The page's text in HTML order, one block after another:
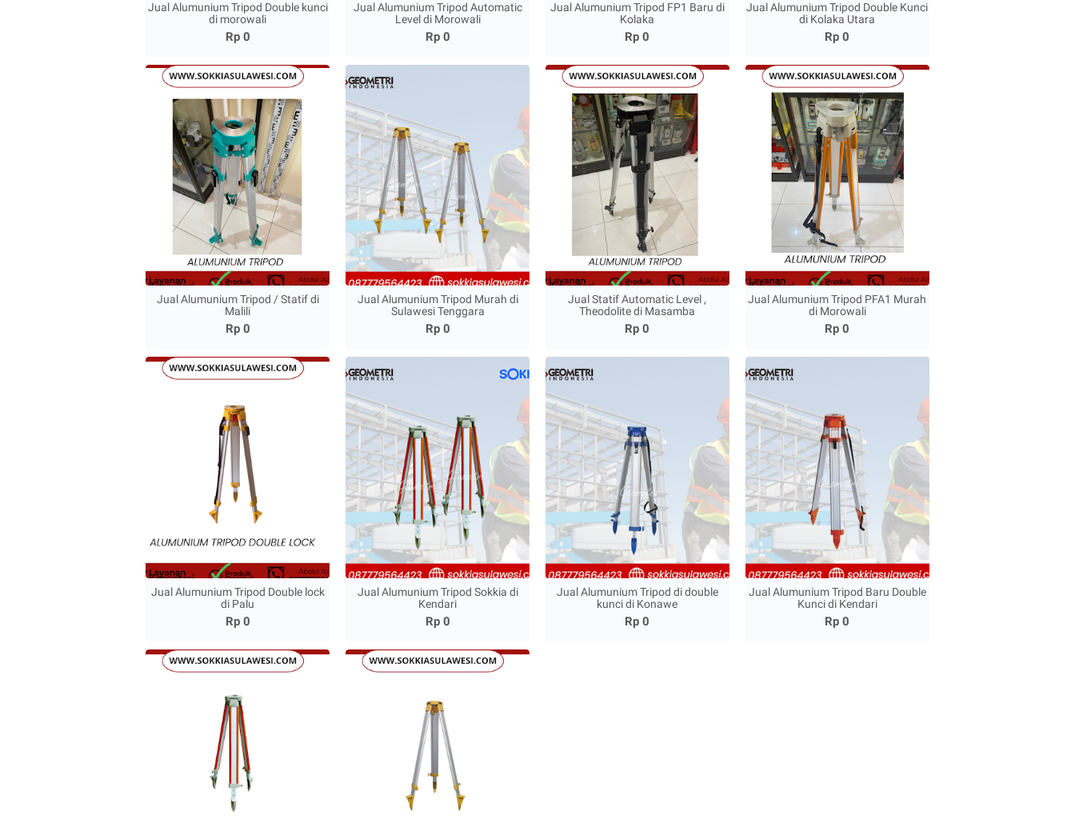
Jual Alumunium Tripod Double kunci
di morowali
Rp 0
Jual Alumunium Tripod Automatic
Level di Morowali
Rp 0
Jual Alumunium Tripod FP1 Baru di
Kolaka
Rp 0
Jual Alumunium Tripod Double Kunci
di Kolaka Utara
Rp 0
Jual Alumunium Tripod / Statif di
Malili
Rp 0
Jual Alumunium Tripod Murah di
Sulawesi Tenggara
Rp 0
Jual Statif Automatic Level ,
Theodolite di Masamba
Rp 0
Jual Alumunium Tripod PFA1 Murah
di Morowali
Rp 0
Jual Alumunium Tripod Double lock
di Palu
Rp 0
Jual Alumunium Tripod Sokkia di
Kendari
Rp 0
Jual Alumunium Tripod di double
kunci di Konawe
Rp 0
Jual Alumunium Tripod Baru Double
Kunci di Kendari
Rp 0